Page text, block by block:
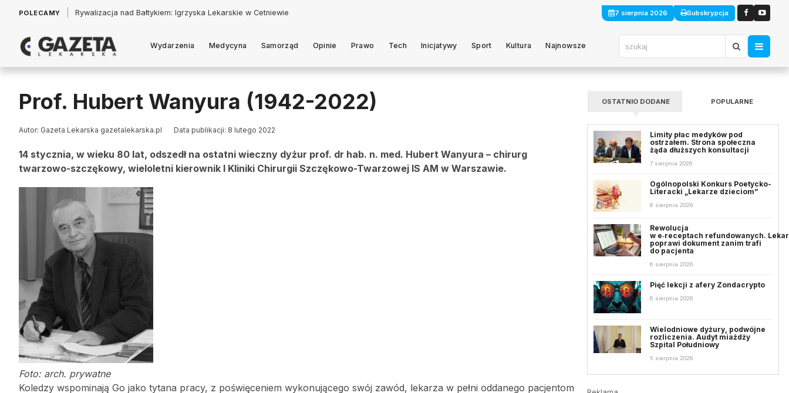
POLECAMY Łukasz Jankowski: Politycy w pogoni za króliczkiem 7 sierpnia 2026 Subskrypcja
Wydarzenia Medycyna Samorząd Opinie Prawo Tech Inicjatywy Sport Kultura Najnowsze
Prof. Hubert Wanyura (1942-2022)
Autor: Gazeta Lekarska gazetalekarska.pl Data publikacji: 8 lutego 2022
14 stycznia, w wieku 80 lat, odszedł na ostatni wieczny dyżur prof. dr hab. n. med. Hubert Wanyura – chirurg
twarzowo-szczękowy, wieloletni kierownik I Kliniki Chirurgii Szczękowo-Twarzowej IS AM w Warszawie.
Foto: arch. prywatne
Koledzy wspominają Go jako tytana pracy, z poświęceniem wykonującego swój zawód, lekarza w pełni oddanego pacjentom
OSTATNIO DODANE POPULARNE
Limity płac medyków pod
ostrzałem. Strona społeczna
żąda dłuższych konsultacji
7 sierpnia 2026
Ogólnopolski Konkurs Poetycko-
Literacki „Lekarze dzieciom”
6 sierpnia 2026
Rewolucja
w e‑receptach refundowanych.
poprawi dokument zanim trafi
do pacjenta
6 sierpnia 2026
Pięć lekcji z afery Zondacrypto
6 sierpnia 2026
Wielodniowe dyżury, podwójne
rozliczenia. Audyt miażdży
Szpital Południowy
5 sierpnia 2026